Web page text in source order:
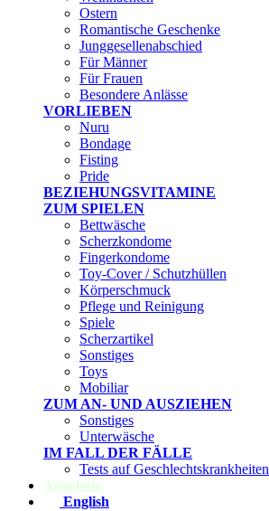
Ostern
Romantische Geschenke
Junggesellenabschied
Für Männer
Für Frauen
Besondere Anlässe
VORLIEBEN
Nuru
Bondage
Fisting
Pride
BEZIEHUNGSVITAMINE
ZUM SPIELEN
Bettwäsche
Scherzkondome
Fingerkondome
Toy-Cover / Schutzhüllen
Körperschmuck
Pflege und Reinigung
Spiele
Scherzartikel
Sonstiges
Toys
Mobiliar
ZUM AN- UND AUSZIEHEN
Sonstiges
Unterwäsche
IM FALL DER FÄLLE
Tests auf Geschlechtskrankheiten
Angebote
English